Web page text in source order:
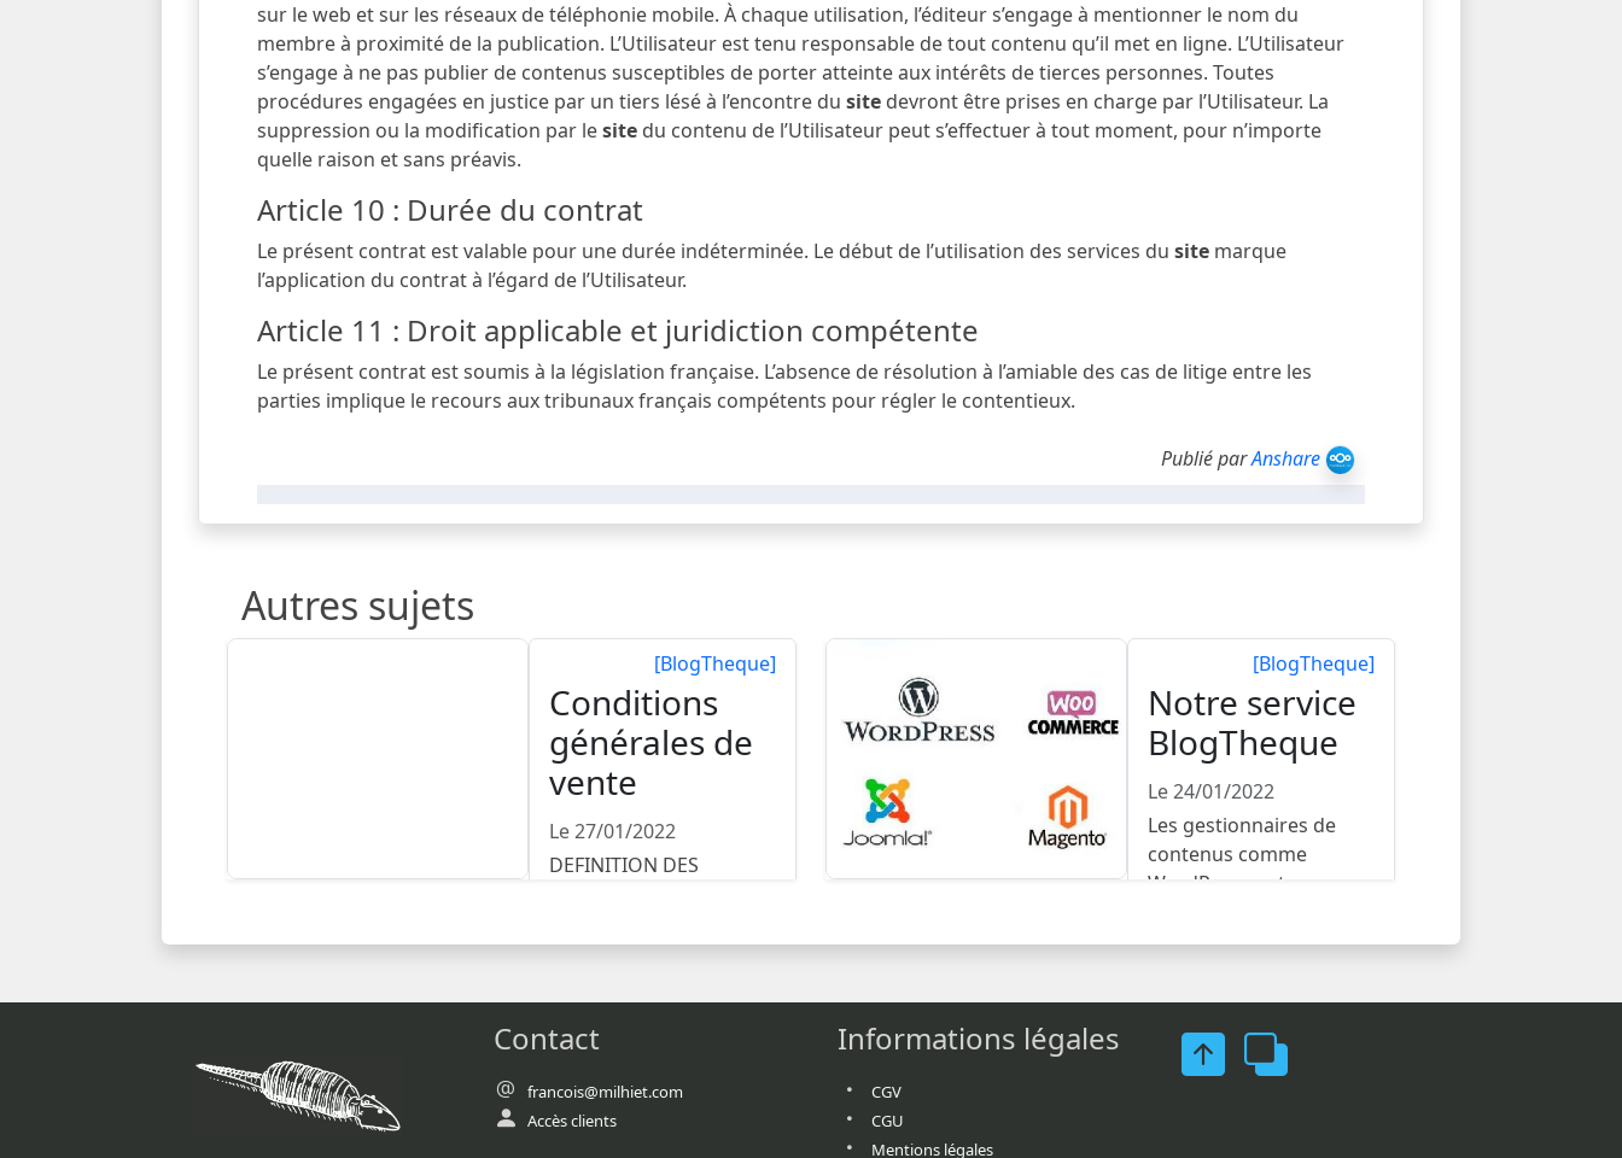
sur le web et sur les réseaux de téléphonie mobile. À chaque utilisation, l’éditeur s’engage à mentionner le nom du
membre à proximité de la publication. L’Utilisateur est tenu responsable de tout contenu qu’il met en ligne. L’Utilisateur
s’engage à ne pas publier de contenus susceptibles de porter atteinte aux intérêts de tierces personnes. Toutes
procédures engagées en justice par un tiers lésé à l’encontre dusite devront être prises en charge par l’Utilisateur. La
suppression ou la modification par lesite du contenu de l’Utilisateur peut s’effectuer à tout moment, pour n’importe
quelle raison et sans préavis.
Article 10 : Durée du contrat
Le présent contrat est valable pour une durée indéterminée. Le début de l’utilisation des services dusite marque
l’application du contrat à l’égard de l’Utilisateur.
Article 11 : Droit applicable et juridiction compétente
Le présent contrat est soumis à la législation française. L’absence de résolution à l’amiable des cas de litige entre les
parties implique le recours aux tribunaux français compétents pour régler le contentieux.
Publié parAnshare
Autres sujets
[BlogTheque]
Conditions
générales de
vente
Le 27/01/2022
DEFINITION DES
dûment habilité aux fins
[BlogTheque]
Notre service
BlogTheque
Le 24/01/2022
Les gestionnaires de
contenus comme
WordPress ont
Contact
francois@milhiet.com
Accès clients
Informations légales
CGV
CGU
Mentions légales